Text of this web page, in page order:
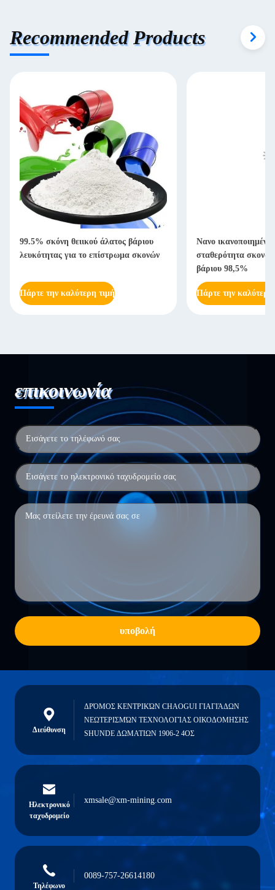
Recommended Products
99.5% σκόνη θειικού άλατος βάριου
λευκότητας για το επίστρωμα σκονών
Πάρτε την καλύτερη τιμή
Νανο
σταθερότητα σκονών
βάριου 98,5%
Πάρτε την καλύτερη
επικοινωνία
υποβολή
Διεύθυνση
ΔΡΌΜΟΣ ΚΕΝΤΡΙΚΏΝ CHAOGUI ΓΙΑΓΙΆΔΩΝ
ΝΕΩΤΕΡΙΣΜΏΝ ΤΕΧΝΟΛΟΓΊΑΣ ΟΙΚΟΔΟΜΗΣΗΣ
SHUNDE ΔΩΜΑΤΙΩΝ 1906-2 4ΟΣ
Ηλεκτρονικό
ταχυδρομείο
xmsale@xm-mining.com
Τηλέφωνο
0089-757-26614180